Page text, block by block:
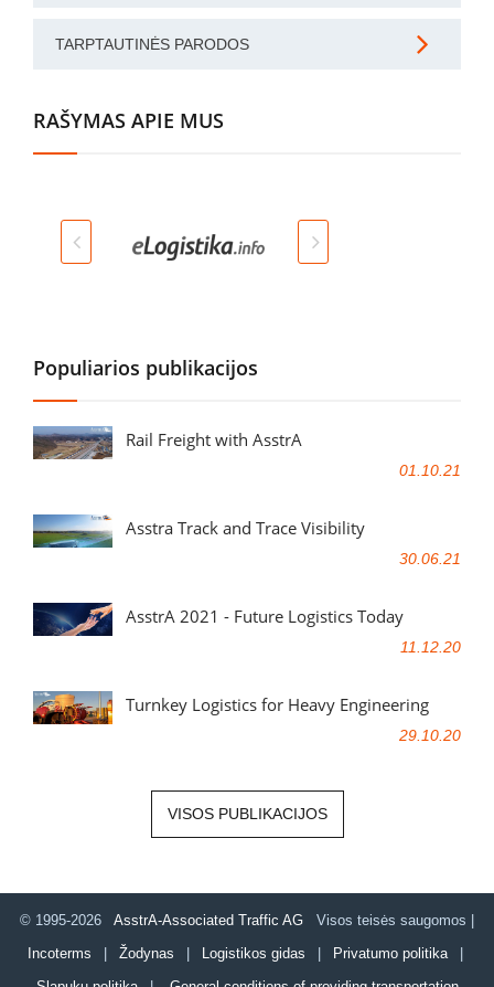
TARPTAUTINĖS PARODOS
RAŠYMAS APIE MUS
Populiarios publikacijos
Rail Freight with AsstrA
01.10.21
Asstra Track and Trace Visibility
30.06.21
AsstrA 2021 - Future Logistics Today
11.12.20
Turnkey Logistics for Heavy Engineering
29.10.20
VISOS PUBLIKACIJOS
© 1995-2026 AsstrA-Associated Traffic AG Visos teisės saugomos |
Incoterms | Žodynas | Logistikos gidas | Privatumo politika|